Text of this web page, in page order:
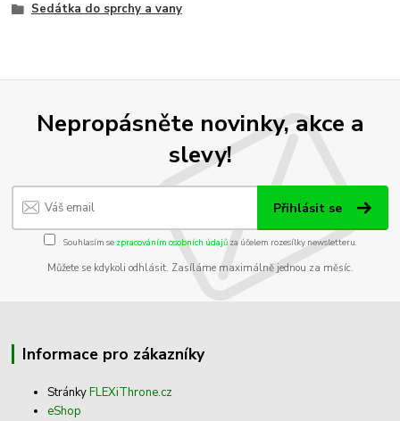
Sedátka do sprchy a vany
Nepropásněte novinky, akce a
slevy!
Přihlásit se
Souhlasím se zpracováním osobních údajůza účelem rozesílky newsletteru.
Můžete se kdykoli odhlásit. Zasíláme maximálně jednou za měsíc.
Informace pro zákazníky
StránkyFLEXiThrone.cz
eShop